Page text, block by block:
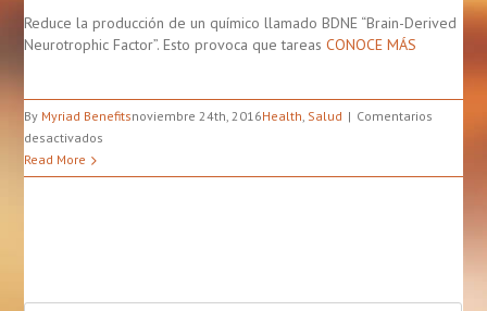
Reduce la producción de un químico llamado BDNE “Brain-Derived
Neurotrophic Factor”. Esto provoca que tareasCONOCE MÁS
By Myriad Benefitsnoviembre 24th, 2016Health Salud
Comentarios
desactivados
Maneras
Read More